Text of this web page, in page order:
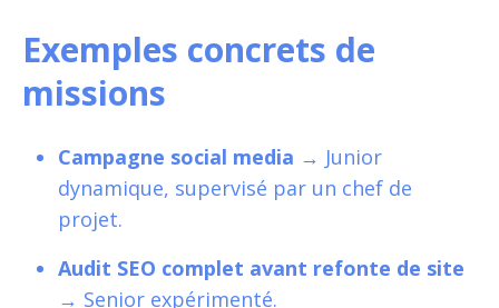
Exemples concrets de
missions
Campagne social media → Junior
dynamique, supervisé par un chef de
projet.
Audit SEO complet avant refonte de site
→ Senior expérimenté.